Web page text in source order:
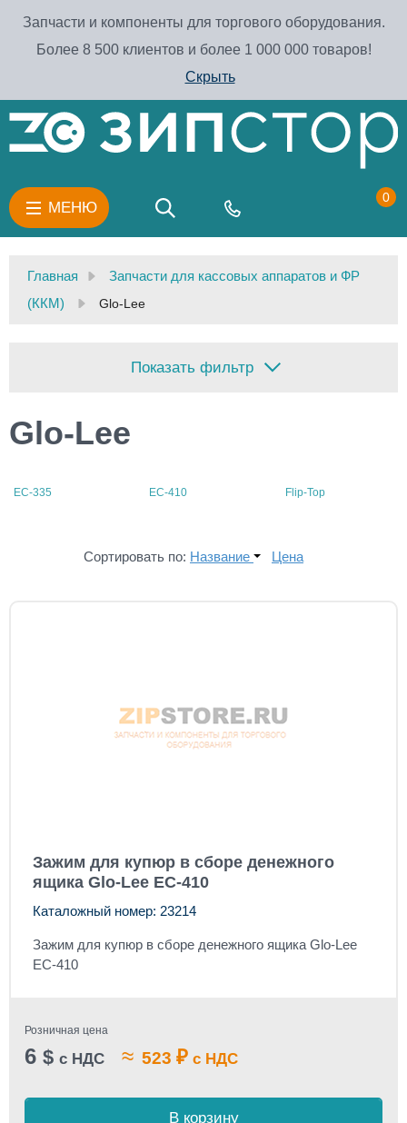
Запчасти и компоненты для торгового оборудования.
Более 8 500 клиентов и более 1 000 000 товаров!
Скрыть
МЕНЮ
0
Главная
Запчасти для кассовых аппаратов и ФР
(ККМ)
Glo-Lee
Показать фильтр
Glo-Lee
EC-335 EC-410 Flip-Top
Сортировать по: Название Цена
Зажим для купюр в сборе денежного
ящика Glo-Lee EC-410
Каталожный номер: 23214
Зажим для купюр в сборе денежного ящика Glo-Lee
EC-410
Розничная цена
6 $ с НДС ≈ 523 ₽ с НДС
В корзину